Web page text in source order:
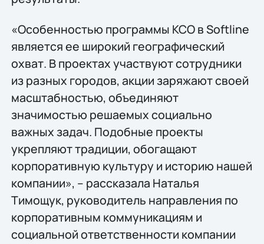
«Особенностью программы КСО в Softline
является ее широкий географический
охват. В проектах участвуют сотрудники
из разных городов, акции заряжают своей
масштабностью, объединяют
значимостью решаемых социально
важных задач. Подобные проекты
укрепляют традиции, обогащают
корпоративную культуру и историю нашей
компании», – рассказала Наталья
Тимощук, руководитель направления по
корпоративным коммуникациям и
социальной ответственности компании